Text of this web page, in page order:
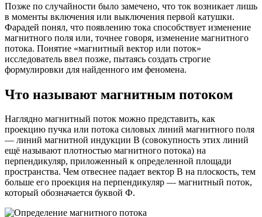
Позже по случайности было замечено, что ток возникает лишь
в моменты включения или выключения первой катушки.
Фарадей понял, что появлению тока способствует изменение
магнитного поля или, точнее говоря, изменение магнитного
потока. Понятие «магнитный вектор или поток»
исследователь ввел позже, пытаясь создать строгие
формулировки для найденного им феномена.
Что называют магнитным потоком
Наглядно магнитный поток можно представить, как
проекцию пучка или потока силовых линий магнитного поля
— линий магнитной индукции В (совокупность этих линий
ещё называют плотностью магнитного потока) на
перпендикуляр, приложенный к определенной площади
пространства. Чем отвеснее падает вектор B на плоскость, тем
больше его проекция на перпендикуляр — магнитный поток,
который обозначается буквой Ф.